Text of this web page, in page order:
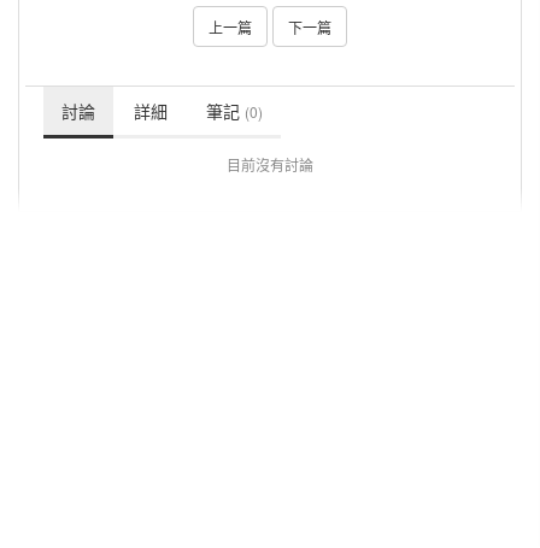
上一篇 下一篇
討論 詳細 筆記 (0)
目前沒有討論